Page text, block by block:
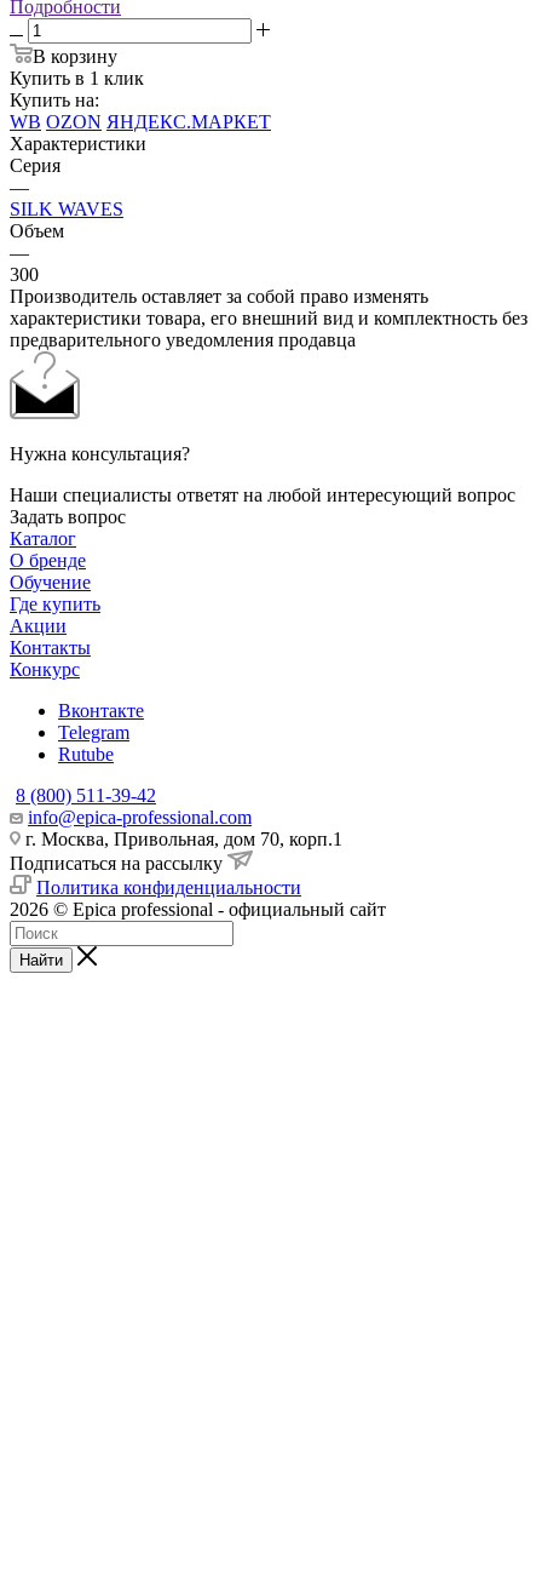
Подробности
В корзину
Купить в 1 клик
Купить на:
WB OZON ЯНДЕКС.МАРКЕТ
Характеристики
Серия
—
SILK WAVES
Объем
—
300
Производитель оставляет за собой право изменять
характеристики товара, его внешний вид и комплектность без
предварительного уведомления продавца
Нужна консультация?
Наши специалисты ответят на любой интересующий вопрос
Задать вопрос
Каталог
О бренде
Обучение
Где купить
Акции
Контакты
Конкурс
Вконтакте
Telegram
Rutube
8 (800) 511-39-42
info@epica-professional.com
г. Москва, Привольная, дом 70, корп.1
Подписаться на рассылку
Политика конфиденциальности
2026 © Epica professional - официальный сайт
Найти